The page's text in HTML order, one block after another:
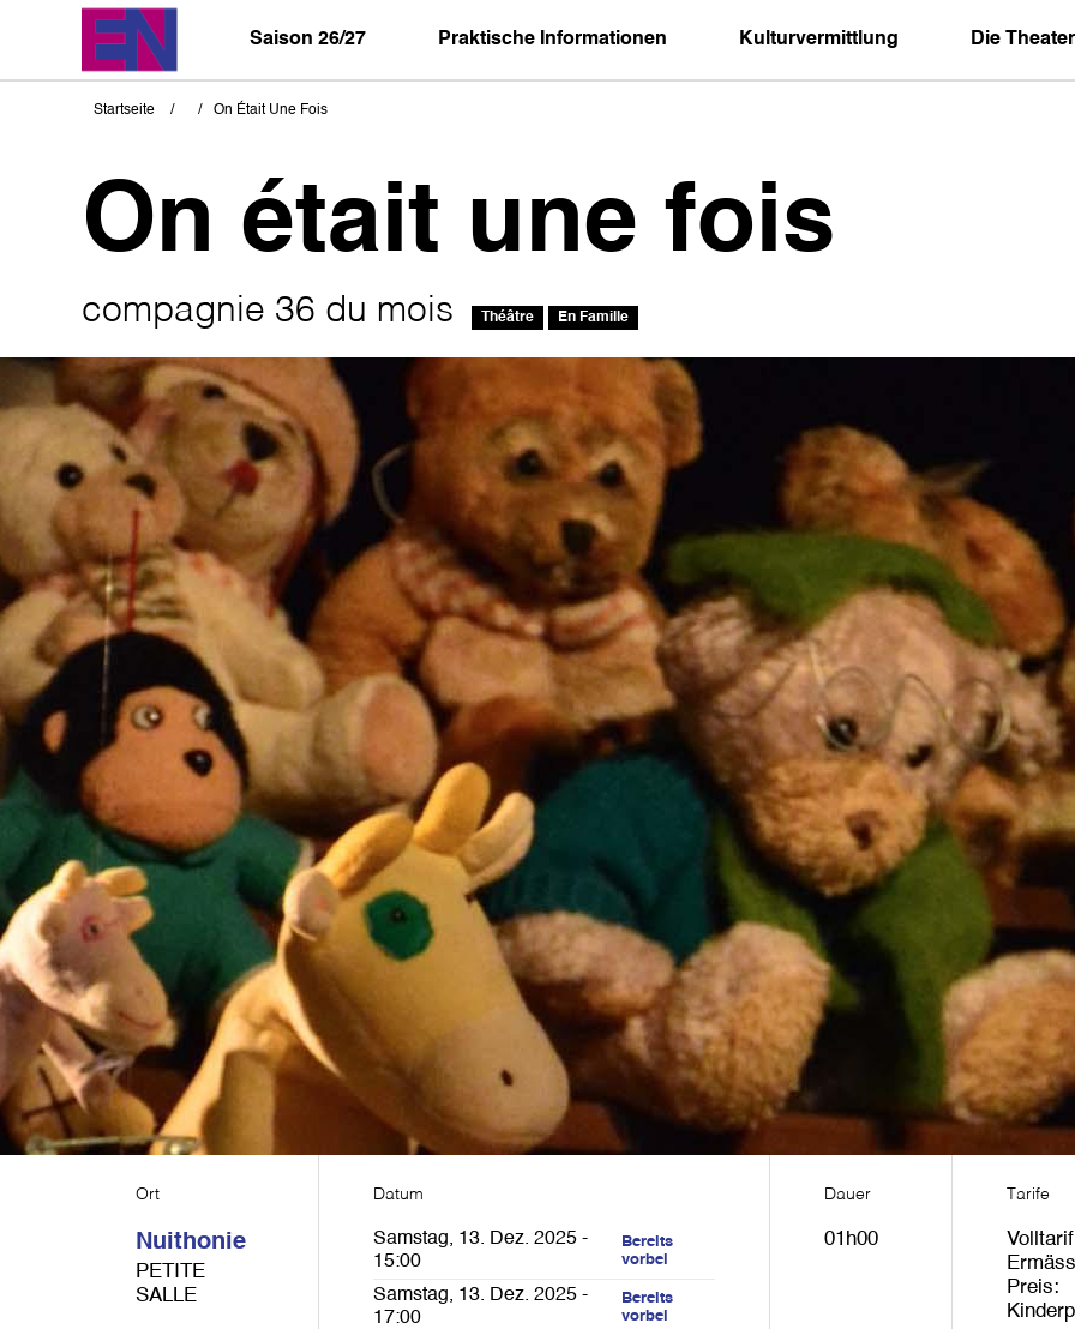
Saison 26/27 Praktische Informationen Kulturvermittlung Die Theater
Pfadnavigation
Startseite On Était Une Fois
On était une fois
compagnie 36 du mois Théâtre En Famille
Bild
Ort
Nuithonie
PETITE
SALLE
Datum
Samstag, 13. Dez. 2025 -
15:00
Bereits
vorbei
Samstag, 13. Dez. 2025 -
17:00
Bereits
vorbei
Dauer
01h00
Tarife
Volltarif
Preis